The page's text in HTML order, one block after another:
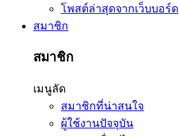
โพสต์ล่าสุดจากเว็บบอร์ด
สมาชิก
สมาชิก
เมนูลัด
สมาชิกที่น่าสนใจ
ผู้ใช้งานปัจจุบัน